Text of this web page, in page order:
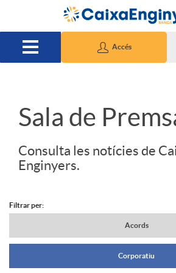
Salta al contingut principal
Accés
S
d
Sala de
Consulta les notícies de
Enginyers.
N
Filtrar per:
Acords
Corporatiu